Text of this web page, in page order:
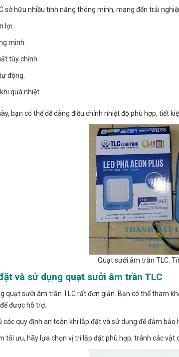
sở hữu nhiều tính năng thông minh, mang đến trải
lợi.
minh.
tùy chỉnh.
động.
quá nhiệt.
bạn có thể dễ dàng điều chỉnh nhiệt độ phù hợp, tiết
Quạt sưởi âm trần TLC:
và sử dụng quạt sưởi âm trần TLC
quạt sưởi âm trần TLC rất đơn giản. Bạn có thể tham
được hỗ trợ.
các quy định an toàn khi lắp đặt và sử dụng để đảm bảo
tối ưu, hãy lựa chọn vị trí lắp đặt phù hợp, tránh các vật